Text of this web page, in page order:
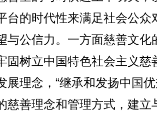
台的时代性来满足社会公众
与公信力。一方面慈善文化
固树立中国特色社会主义慈
展理念，“继承和发扬中国
慈善理念和管理方式，建